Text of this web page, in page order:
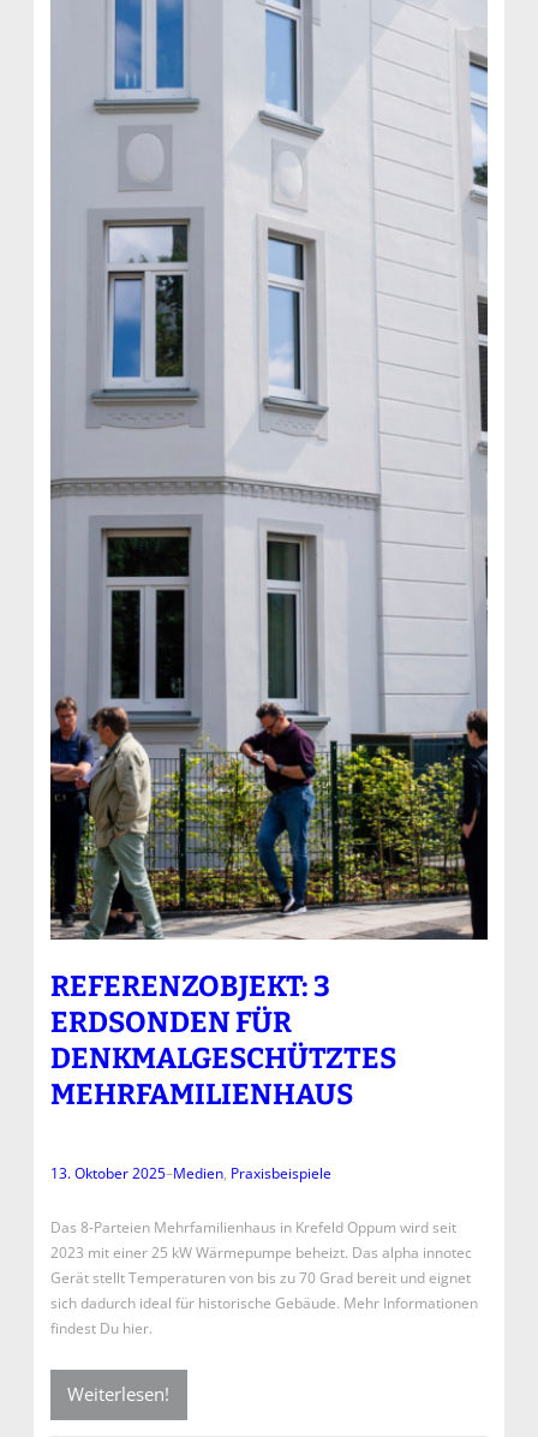
REFERENZOBJEKT: 3
ERDSONDEN FÜR
DENKMALGESCHÜTZTES
MEHRFAMILIENHAUS
13. Oktober 2025–Medien, Praxisbeispiele
Das 8-Parteien Mehrfamilienhaus in Krefeld Oppum wird seit
2023 mit einer 25 kW Wärmepumpe beheizt. Das alpha innotec
Gerät stellt Temperaturen von bis zu 70 Grad bereit und eignet
sich dadurch ideal für historische Gebäude. Mehr Informationen
findest Du hier.
Weiterlesen!